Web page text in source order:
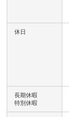
休日
長期休暇
特別休暇